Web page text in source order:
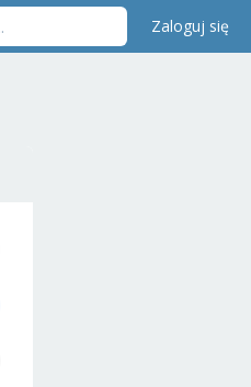
Zaloguj się